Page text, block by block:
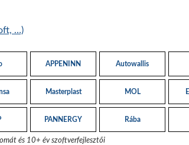
…)
APPENINN Autowallis
Masterplast MOL
PANNERGY Rába
és 10+ év szoftverfejlesztői